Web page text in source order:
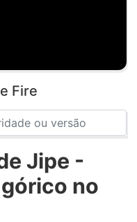
Fire
Jipe -
no